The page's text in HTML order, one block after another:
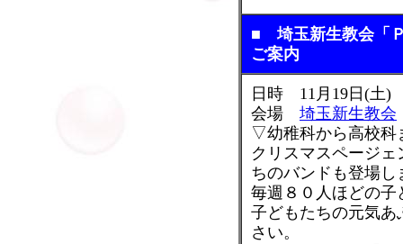
■ 埼玉新生教会「
ご案内
日時 11月19日(土)
会場 埼玉新生教会
▽幼稚科から高校科
クリスマスページ
ちのバンドも登場し
毎週８０人ほどの
子どもたちの元気
さい。